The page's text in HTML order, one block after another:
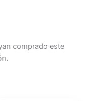
comprado este